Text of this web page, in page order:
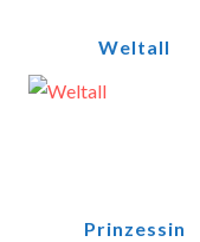
Weltall
Prinzessin